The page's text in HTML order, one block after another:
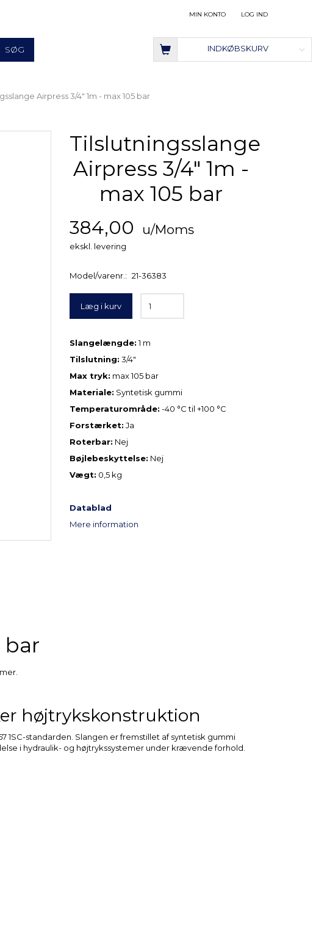
LOG IND
MIN KONTO
SØG INDKØBSKURV
Airpress 3/4" 1m - max 105 bar
Tilslutningsslange
Airpress 3/4" 1m -
max 105 bar
384,00 u/Moms
ekskl. levering
Model/varenr.: 21-36383
Læg i kurv
Slangelængde:1 m
Tilslutning: 3/4″
Max tryk: max 105 bar
Materiale: Syntetisk gummi
Temperaturområde: -40 °C til +100 °C
Forstærket: Ja
Roterbar: Nej
Bøjlebeskyttelse: Nej
Vægt: 0,5 kg
Datablad
Mere information
bar
højtrykskonstruktion
1SC-standarden. Slangen er fremstillet af syntetisk gummi
i hydraulik- og højtrykssystemer under krævende forhold.